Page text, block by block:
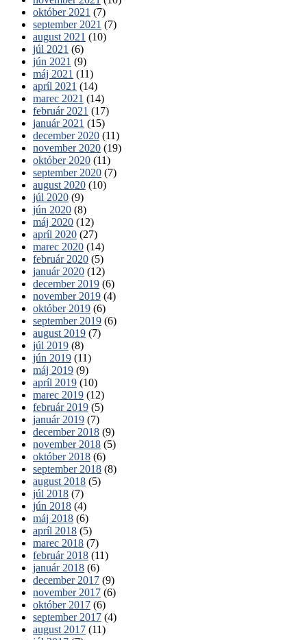
október 2021 (7)
september 2021 (7)
august 2021 (10)
júl 2021 (6)
jún 2021 (9)
máj 2021 (11)
apríl 2021 (14)
marec 2021 (14)
február 2021 (17)
január 2021 (15)
december 2020 (11)
november 2020 (19)
október 2020 (11)
september 2020 (7)
august 2020 (10)
júl 2020 (9)
jún 2020 (8)
máj 2020 (12)
apríl 2020 (27)
marec 2020 (14)
február 2020 (5)
január 2020 (12)
december 2019 (6)
november 2019 (4)
október 2019 (6)
september 2019 (6)
august 2019 (7)
júl 2019 (8)
jún 2019 (11)
máj 2019 (9)
apríl 2019 (10)
marec 2019 (12)
február 2019 (5)
január 2019 (7)
december 2018 (9)
november 2018 (5)
október 2018 (6)
september 2018 (8)
august 2018 (5)
júl 2018 (7)
jún 2018 (4)
máj 2018 (6)
apríl 2018 (5)
marec 2018 (7)
február 2018 (11)
január 2018 (6)
december 2017 (9)
november 2017 (6)
október 2017 (6)
september 2017 (4)
august 2017 (11)